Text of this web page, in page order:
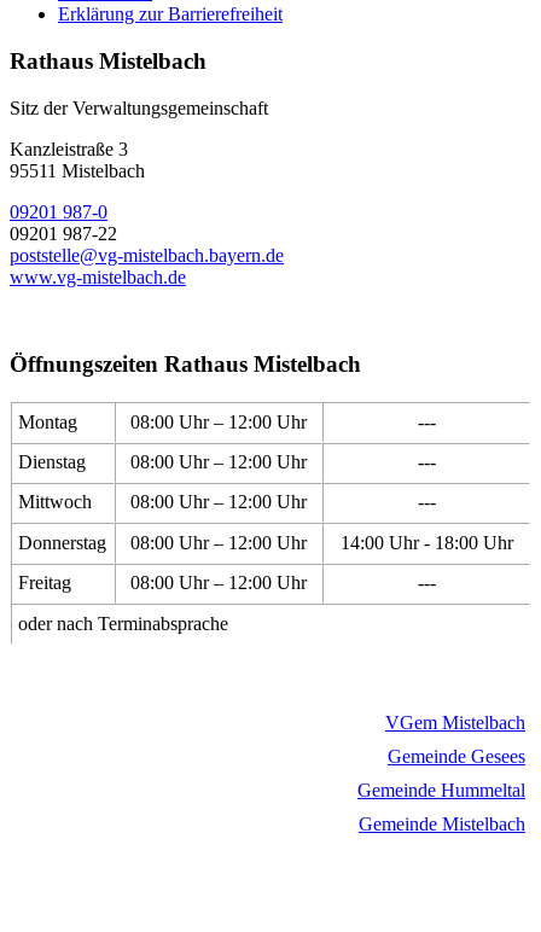
Erklärung zur Barrierefreiheit
Rathaus Mistelbach
Sitz der Verwaltungsgemeinschaft
Kanzleistraße 3
95511 Mistelbach
09201 987-0
09201 987-22
poststelle@vg-mistelbach.bayern.de
www.vg-mistelbach.de
Öffnungszeiten Rathaus Mistelbach
Montag 08:00 Uhr – 12:00 Uhr
---
Dienstag
08:00 Uhr – 12:00 Uhr
---
Mittwoch
08:00 Uhr – 12:00 Uhr
---
Donnerstag
08:00 Uhr – 12:00 Uhr
14:00 Uhr - 18:00 Uhr
Freitag
08:00 Uhr – 12:00 Uhr
---
oder nach Terminabsprache
VGem Mistelbach
Gemeinde Gesees
Gemeinde Hummeltal
Gemeinde Mistelbach